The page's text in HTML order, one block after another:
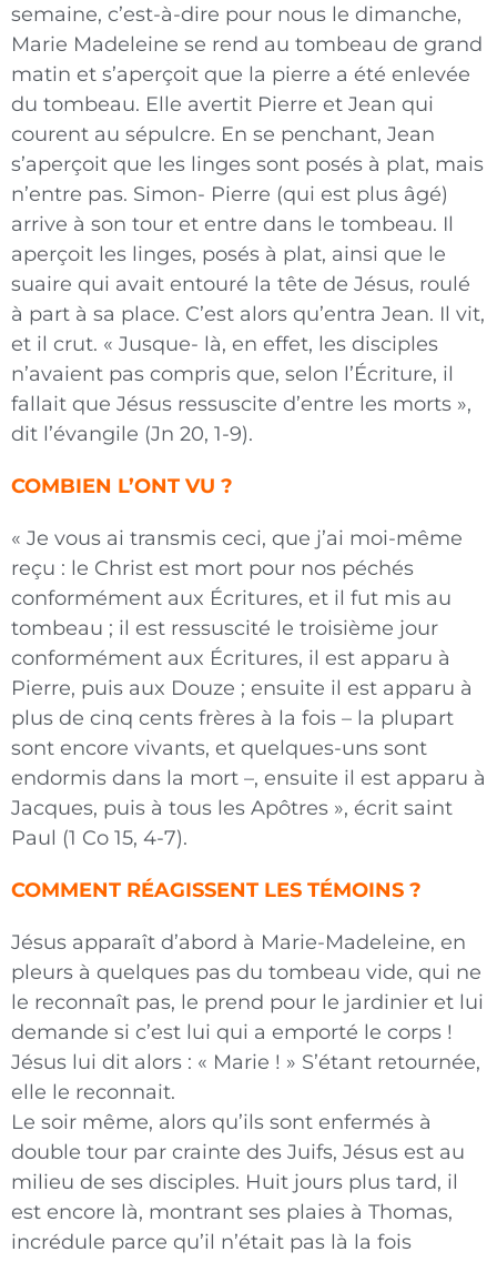
semaine, c’est-à-dire pour nous le dimanche,
Marie Madeleine se rend au tombeau de grand
matin et s’aperçoit que la pierre a été enlevée
du tombeau. Elle avertit Pierre et Jean qui
courent au sépulcre. En se penchant, Jean
s’aperçoit que les linges sont posés à plat, mais
n’entre pas. Simon- Pierre (qui est plus âgé)
arrive à son tour et entre dans le tombeau. Il
aperçoit les linges, posés à plat, ainsi que le
suaire qui avait entouré la tête de Jésus, roulé
à part à sa place. C’est alors qu’entra Jean. Il vit,
et il crut. « Jusque- là, en effet, les disciples
n’avaient pas compris que, selon l’Écriture, il
fallait que Jésus ressuscite d’entre les morts »,
dit l’évangile (Jn 20, 1-9).
COMBIEN L’ONT VU ?
« Je vous ai transmis ceci, que j’ai moi-même
reçu : le Christ est mort pour nos péchés
conformément aux Écritures, et il fut mis au
tombeau ; il est ressuscité le troisième jour
conformément aux Écritures, il est apparu à
Pierre, puis aux Douze ; ensuite il est apparu à
plus de cinq cents frères à la fois – la plupart
sont encore vivants, et quelques-uns sont
endormis dans la mort –, ensuite il est apparu à
Jacques, puis à tous les Apôtres », écrit saint
Paul (1 Co 15, 4-7).
COMMENT RÉAGISSENT LES TÉMOINS ?
Jésus apparaît d’abord à Marie-Madeleine, en
pleurs à quelques pas du tombeau vide, qui ne
le reconnaît pas, le prend pour le jardinier et lui
demande si c’est lui qui a emporté le corps !
Jésus lui dit alors : « Marie ! » S’étant retournée,
elle le reconnait.
Le soir même, alors qu’ils sont enfermés à
double tour par crainte des Juifs, Jésus est au
milieu de ses disciples. Huit jours plus tard, il
est encore là, montrant ses plaies à Thomas,
incrédule parce qu’il n’était pas là la fois